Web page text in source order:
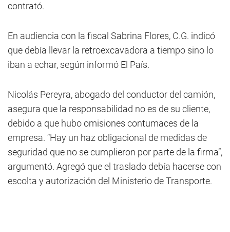
contrató.
En audiencia con la fiscal Sabrina Flores, C.G. indicó
que debía llevar la retroexcavadora a tiempo sino lo
iban a echar, según informó El País.
Nicolás Pereyra, abogado del conductor del camión,
asegura que la responsabilidad no es de su cliente,
debido a que hubo omisiones contumaces de la
empresa. “Hay un haz obligacional de medidas de
seguridad que no se cumplieron por parte de la firma”,
argumentó. Agregó que el traslado debía hacerse con
escolta y autorización del Ministerio de Transporte.